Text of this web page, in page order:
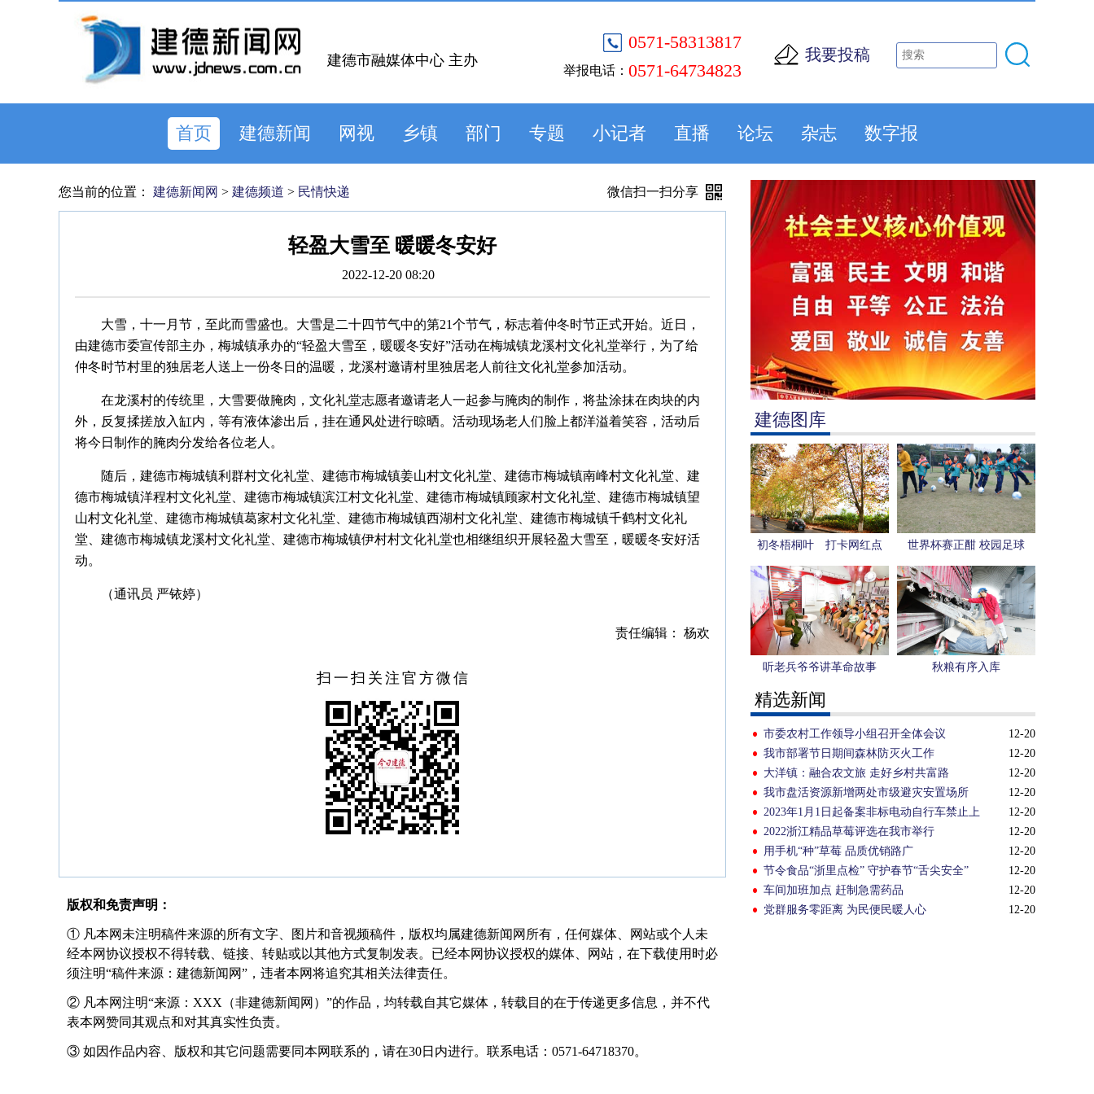
0571-58313817
举报电话： 0571-64734823
我要投稿
建德市融媒体中心 主办
首页 建德新闻 网视 乡镇 部门 专题 小记者 直播 论坛 杂志 数字报
建德图库
初冬梧桐叶 打卡网红点
世界杯赛正酣 校园足球
更“热”
听老兵爷爷讲革命故事 秋粮有序入库
精选新闻
12-20
市委农村工作领导小组召开全体会议
12-20
我市部署节日期间森林防灭火工作
12-20
大洋镇：融合农文旅 走好乡村共富路
12-20
我市盘活资源新增两处市级避灾安置场所
12-20
2023年1月1日起备案非标电动自行车禁止上
路行驶
12-20
2022浙江精品草莓评选在我市举行
12-20
用手机“种”草莓 品质优销路广
12-20
节令食品“浙里点检” 守护春节“舌尖安全”
12-20
车间加班加点 赶制急需药品
12-20
党群服务零距离 为民便民暖人心
您当前的位置： 建德新闻网 > 建德频道 > 民情快递 微信扫一扫分享
轻盈大雪至 暖暖冬安好
2022-12-20 08:20
大雪，十一月节，至此而雪盛也。大雪是二十四节气中的第21个节气，标志着仲冬时节正式开始。近日，
由建德市委宣传部主办，梅城镇承办的“轻盈大雪至，暖暖冬安好”活动在梅城镇龙溪村文化礼堂举行，为了给
仲冬时节村里的独居老人送上一份冬日的温暖，龙溪村邀请村里独居老人前往文化礼堂参加活动。
在龙溪村的传统里，大雪要做腌肉，文化礼堂志愿者邀请老人一起参与腌肉的制作，将盐涂抹在肉块的内
外，反复揉搓放入缸内，等有液体渗出后，挂在通风处进行晾晒。活动现场老人们脸上都洋溢着笑容，活动后
将今日制作的腌肉分发给各位老人。
随后，建德市梅城镇利群村文化礼堂、建德市梅城镇姜山村文化礼堂、建德市梅城镇南峰村文化礼堂、建
德市梅城镇洋程村文化礼堂、建德市梅城镇滨江村文化礼堂、建德市梅城镇顾家村文化礼堂、建德市梅城镇望
山村文化礼堂、建德市梅城镇葛家村文化礼堂、建德市梅城镇西湖村文化礼堂、建德市梅城镇千鹤村文化礼
堂、建德市梅城镇龙溪村文化礼堂、建德市梅城镇伊村村文化礼堂也相继组织开展轻盈大雪至，暖暖冬安好活
动。
（通讯员 严铱婷）
责任编辑： 杨欢
扫一扫关注官方微信
版权和免责声明：
① 凡本网未注明稿件来源的所有文字、图片和音视频稿件，版权均属建德新闻网所有，任何媒体、网站或个人未
经本网协议授权不得转载、链接、转贴或以其他方式复制发表。已经本网协议授权的媒体、网站，在下载使用时必
须注明“稿件来源：建德新闻网”，违者本网将追究其相关法律责任。
② 凡本网注明“来源：XXX（非建德新闻网）”的作品，均转载自其它媒体，转载目的在于传递更多信息，并不代
表本网赞同其观点和对其真实性负责。
③ 如因作品内容、版权和其它问题需要同本网联系的，请在30日内进行。联系电话：0571-64718370。